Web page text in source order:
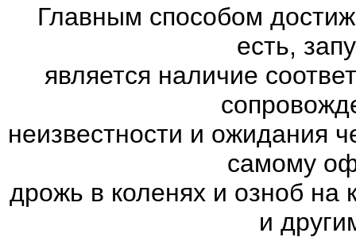
Главным способом
есть,
является наличие
неизвестности и ожидания
самому
дрожь в коленях и озноб на
и